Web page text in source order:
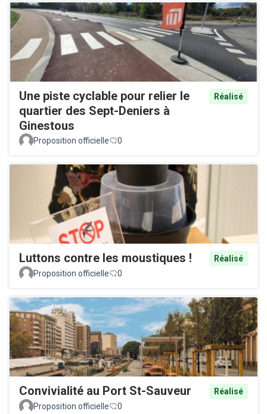
Une piste cyclable pour relier le
quartier des Sept-Deniers à
Ginestous
Réalisé
Proposition officielle 0
Luttons contre les moustiques !
Réalisé
Proposition officielle
0
Convivialité au Port St-Sauveur
Réalisé
Proposition officielle
0